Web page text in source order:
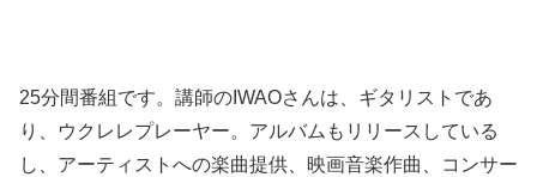
25分間番組です。講師のIWAOさんは、ギタリストであ
り、ウクレレプレーヤー。アルバムもリリースしている
し、アーティストへの楽曲提供、映画音楽作曲、コンサー